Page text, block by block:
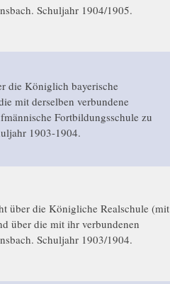
Schuljahr 1904/1905.
die Königlich bayerische
mit derselben verbundene
Fortbildungsschule zu
1903-1904.
über die Königliche Realschule (mit
über die mit ihr verbundenen
Schuljahr 1903/1904.